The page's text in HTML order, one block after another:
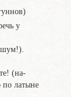
у
шум!).
(на-
по латыне